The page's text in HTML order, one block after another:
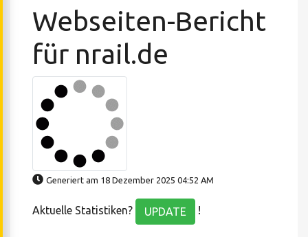
Webseiten-Bericht
für nrail.de
Generiert am 18 Dezember 2025 04:52 AM
Aktuelle Statistiken? UPDATE !